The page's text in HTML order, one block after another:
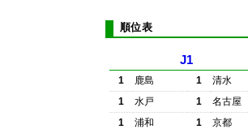
順位表
J1
1 鹿島 1
清水
1
水戸 1
名古屋
1
浦和 1
京都